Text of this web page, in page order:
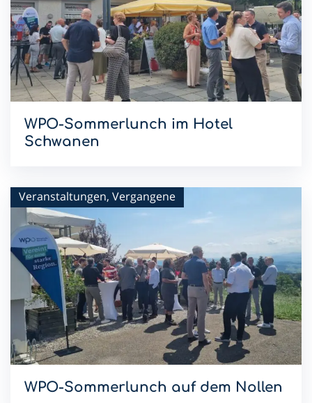
WPO-Sommerlunch im Hotel
Schwanen
Veranstaltungen, Vergangene
WPO-Sommerlunch auf dem Nollen